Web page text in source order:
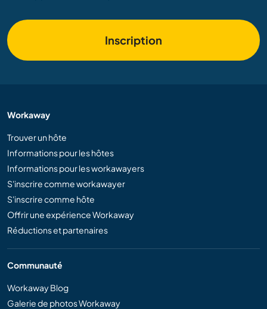
Inscription
Workaway
Trouver un hôte
Informations pour les hôtes
Informations pour les workawayers
S'inscrire comme workawayer
S'inscrire comme hôte
Offrir une expérience Workaway
Réductions et partenaires
Communauté
Workaway Blog
Galerie de photos Workaway